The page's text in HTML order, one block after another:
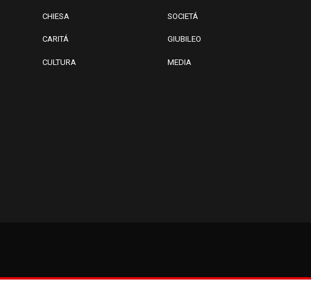
Migranti, UE compatta su
difficile
CHIESA SOCIETÁ
CARITÁ GIUBILEO
CULTURA MEDIA